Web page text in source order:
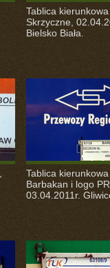
Tablica
Skrzyczne,
Bielsko Biała.
Tablica
Barbakan i logo
03.04.2011r.